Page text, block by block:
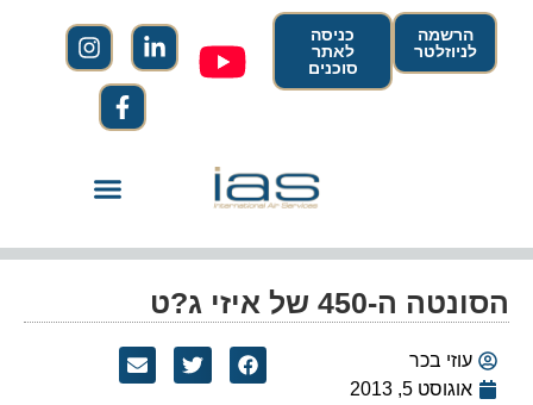
הרשמה
לניוזלטר
כניסה
לאתר
סוכנים
הסונטה ה-450 של איזי ג?ט
עוזי בכר
אוגוסט 5, 2013